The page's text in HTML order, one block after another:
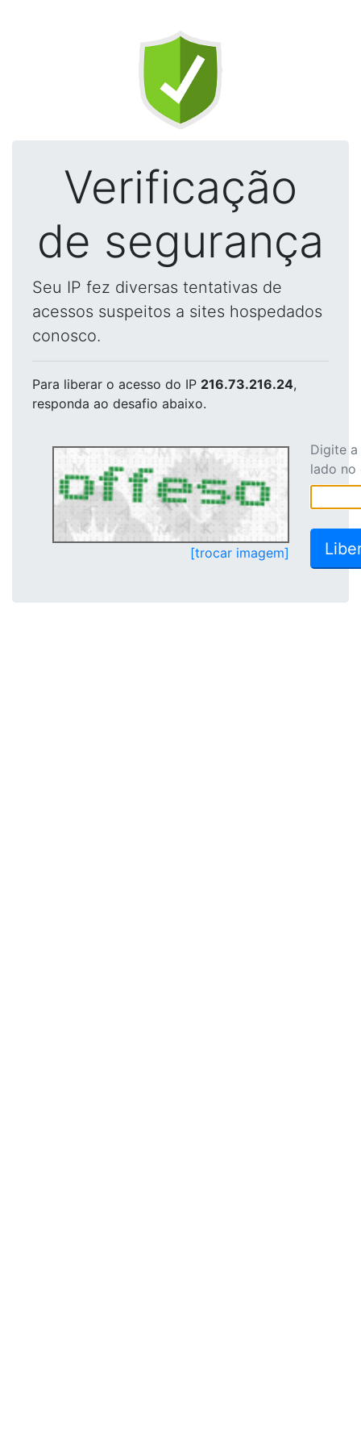
Verificação
de segurança
Seu IP fez diversas tentativas de
acessos suspeitos a sites hospedados
conosco.
Para liberar o acesso do IP 216.73.216.24,
responda ao desafio abaixo.
[trocar imagem]
Digite
lado no